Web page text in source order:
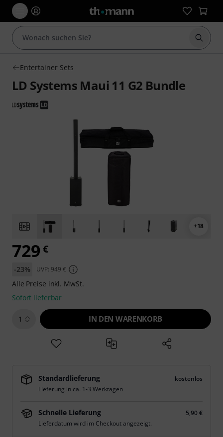
Suche
Entertainer Sets
LD Systems Maui 11 G2 Bundle
+18
729 €
-23% UVP: 949 €
Alle Preise inkl. MwSt.
Sofort lieferbar
1 IN DEN WARENKORB
Standardlieferung
kostenlos
Lieferung in ca. 1-3 Werktagen
Schnelle Lieferung
5,90 €
Lieferdatum wird im Checkout angezeigt.